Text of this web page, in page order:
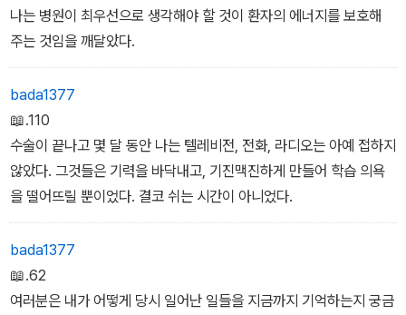
나는 병원이 최우선으로 생각해야 할 것이 환자의 에너지를 보호해
주는 것임을 깨달았다.
bada1377
📖.110
수술이 끝나고 몇 달 동안 나는 텔레비전, 전화, 라디오는 아예 접하지
않았다. 그것들은 기력을 바닥내고, 기진맥진하게 만들어 학습 의욕
을 떨어뜨릴 뿐이었다. 결코 쉬는 시간이 아니었다.
bada1377
📖.62
여러분은 내가 어떻게 당시 일어난 일들을 지금까지 기억하는지 궁금